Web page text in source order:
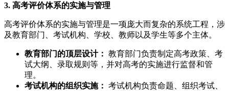
3. 高考评价体系的实施与管理
高考评价体系的实施与管理是一项庞大而复杂的系统工程，涉
及教育部门、考试机构、学校、教师以及学生等多个主体。
教育部门的顶层设计： 教育部门负责制定高考政策、考
试大纲、录取规则等，并对高考的实施进行监督和管
理。
考试机构的组织实施： 考试机构负责命题、组织考试、